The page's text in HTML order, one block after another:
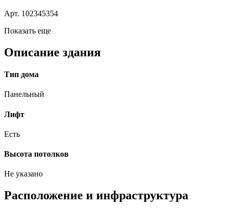
Арт. 102345354
Показать еще
Описание здания
Тип дома
Панельный
Лифт
Есть
Высота потолков
Не указано
Расположение и инфраструктура